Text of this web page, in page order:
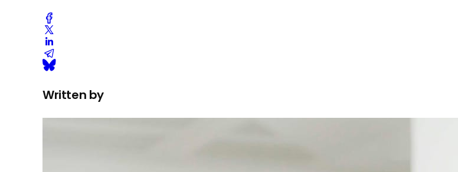
Written by